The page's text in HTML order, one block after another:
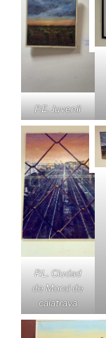
P.E. Juvenil
P.L. Ciudad
de Moral de
calatrava